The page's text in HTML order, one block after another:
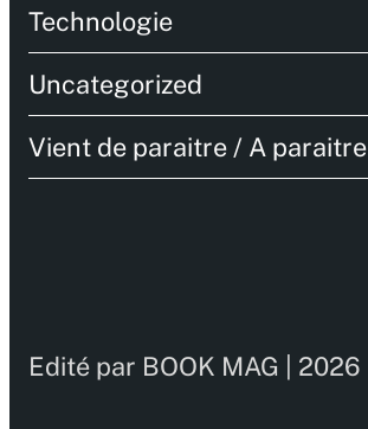
Technologie
Uncategorized
Vient de paraitre / A paraitre
Edité par BOOK MAG | 2026